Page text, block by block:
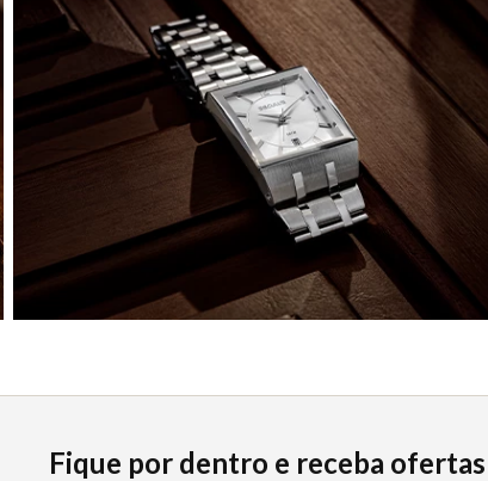
Fique por dentro e receba ofertas